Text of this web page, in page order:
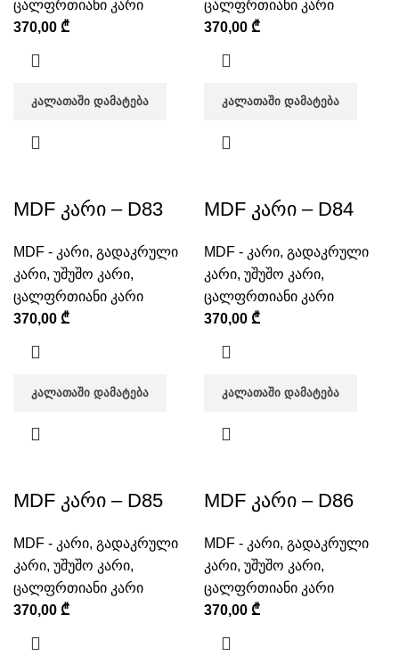
ცალფრთიანი კარი
370,00 ₾
ᲙᲐᲚᲐᲗᲐᲨᲘ ᲓᲐᲛᲐᲢᲔᲑᲐ
ცალფრთიანი კარი
370,00 ₾
ᲙᲐᲚᲐᲗᲐᲨᲘ ᲓᲐᲛᲐᲢᲔᲑᲐ
MDF კარი – D83
MDF - კარი, გადაკრული
კარი, უშუშო კარი,
ცალფრთიანი კარი
370,00 ₾
ᲙᲐᲚᲐᲗᲐᲨᲘ ᲓᲐᲛᲐᲢᲔᲑᲐ
MDF კარი – D84
MDF - კარი, გადაკრული
კარი, უშუშო კარი,
ცალფრთიანი კარი
370,00 ₾
ᲙᲐᲚᲐᲗᲐᲨᲘ ᲓᲐᲛᲐᲢᲔᲑᲐ
MDF კარი – D85
MDF - კარი, გადაკრული
კარი, უშუშო კარი,
ცალფრთიანი კარი
370,00 ₾
MDF კარი – D86
MDF - კარი, გადაკრული
კარი, უშუშო კარი,
ცალფრთიანი კარი
370,00 ₾